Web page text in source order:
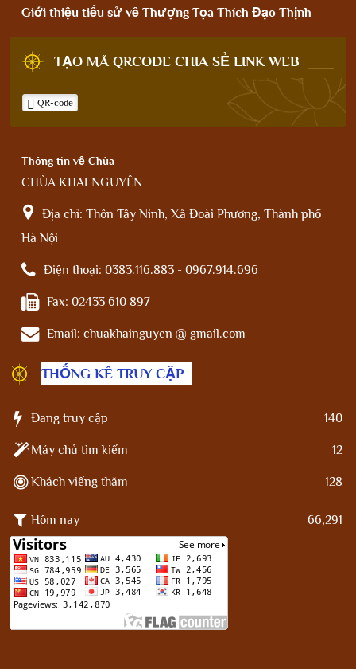
Giới thiệu tiểu sử về Thượng Tọa Thích Đạo Thịnh
TẠO MÃ QRCODE CHIA SẺ LINK WEB
QR-code
Thông tin về Chùa
CHÙA KHAI NGUYÊN
Địa chỉ: Thôn Tây Ninh, Xã Đoài Phương, Thành phố
Hà Nội
Điện thoại: 0383.116.883 - 0967.914.696
Fax: 02433 610 897
Email: chuakhainguyen @ gmail.com
THỐNG KÊ TRUY CẬP
Đang truy cập 140
Máy chủ tìm kiếm 12
Khách viếng thăm 128
Hôm nay 66,291